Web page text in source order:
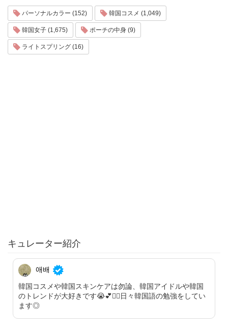
パーソナルカラー (152) 韓国コスメ (1,049)
韓国女子 (1,675) ポーチの中身 (9)
ライトスプリング (16)
キュレーター紹介
애배
韓国コスメや韓国スキンケアは勿論、韓国アイドルや韓国
のトレンドが大好きです😭💕✋🏻日々韓国語の勉強をしてい
ます◎